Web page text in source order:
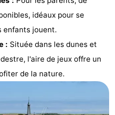
idéaux pour se
enfants jouent.
: Située dans les dunes et
l'aire de jeux offre un
de la nature.